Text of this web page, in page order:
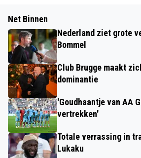
Net Binnen
Nederland ziet grote
Bommel
Club Brugge maakt
dominantie
'Goudhaantje van AA
vertrekken'
Totale verrassing in
Lukaku